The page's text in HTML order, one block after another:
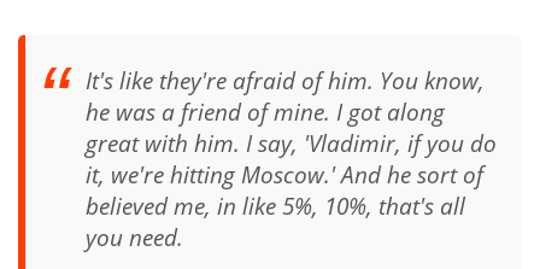
It's like they're afraid of him. You know,
he was a friend of mine. I got along
great with him. I say, 'Vladimir, if you do
it, we're hitting Moscow.' And he sort of
believed me, in like 5%, 10%, that's all
you need.